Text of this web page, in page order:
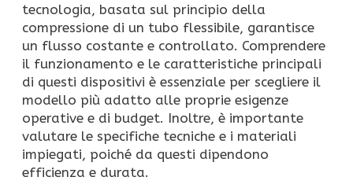
tecnologia, basata sul principio della
compressione di un tubo flessibile, garantisce
un flusso costante e controllato. Comprendere
il funzionamento e le caratteristiche principali
di questi dispositivi è essenziale per scegliere il
modello più adatto alle proprie esigenze
operative e di budget. Inoltre, è importante
valutare le specifiche tecniche e i materiali
impiegati, poiché da questi dipendono
efficienza e durata.